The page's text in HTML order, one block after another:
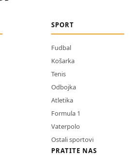
SPORT
Fudbal
Košarka
Tenis
Odbojka
Atletika
Formula 1
Vaterpolo
Ostali sportovi
PRATITE NAS